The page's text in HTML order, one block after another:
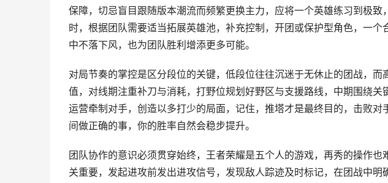
保障，切忌盲目跟随版本潮流而频繁更换主力，应将一个英雄练习到极致
时，根据团队需要适当拓展英雄池，补充控制，开团或保护型角色，一
中不落下风，也为团队胜利增添更多可能。
对局节奏的掌控是区分段位的关键，低段位往往沉迷于无休止的团战，
值，对线期注重补刀与消耗，打野位规划好野区与支援路线，中期围绕
运营牵制对手，创造以多打少的局面，记住，推塔才是最终目的，击败
间做正确的事，你的胜率自然会稳步提升。
团队协作的意识必须贯穿始终，王者荣耀是五个人的游戏，再秀的操作
关重要，发起进攻前发出进攻信号，发现敌人踪迹及时标记，在团战中